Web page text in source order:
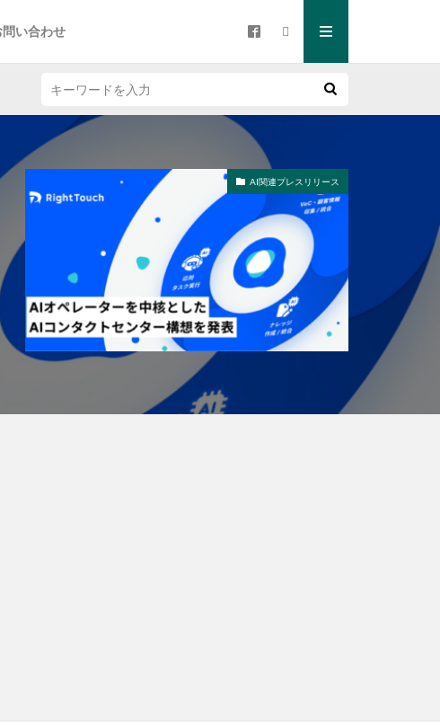
問い合わせ
AI関連プレスリリース